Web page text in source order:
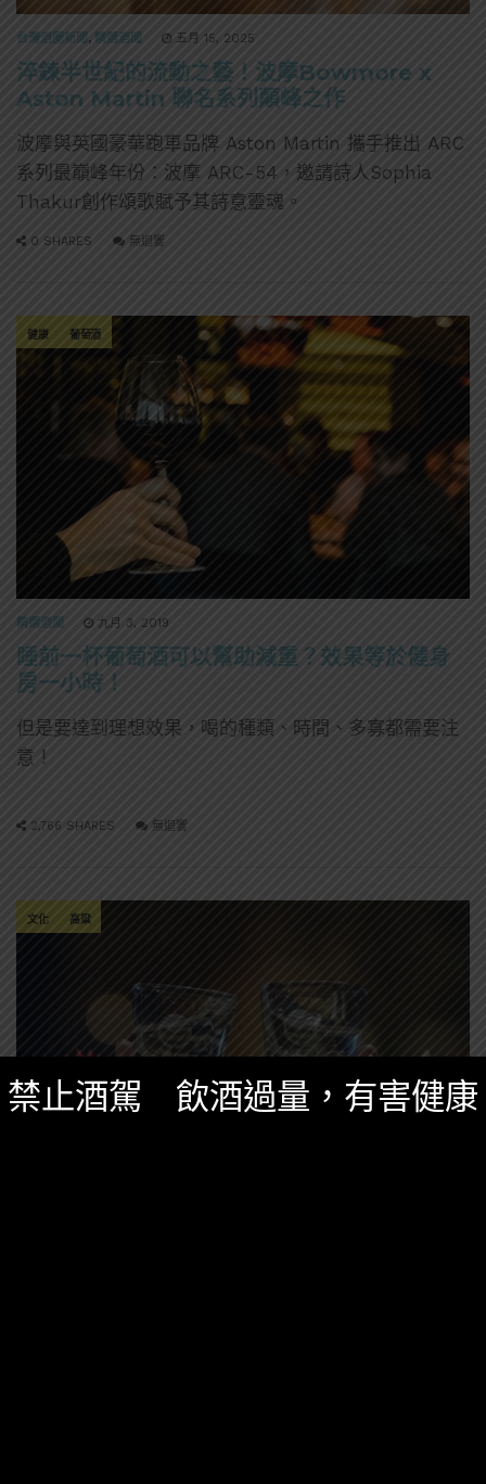
台灣酒圈新聞 , 精選酒聞 五月 15, 2025
淬鍊半世紀的流動之藝！波摩Bowmore x
Aston Martin 聯名系列顛峰之作
波摩與英國豪華跑車品牌 Aston Martin 攜手推出 ARC
系列最巔峰年份：波摩 ARC-54，邀請詩人Sophia
Thakur創作頌歌賦予其詩意靈魂。
0 SHARES 無迴響
健康 葡萄酒
精選酒聞 九月 3, 2019
睡前一杯葡萄酒可以幫助減重？效果等於健身
房一小時！
但是要達到理想效果，喝的種類、時間、多寡都需要注
意！
2,766 SHARES 無迴響
文化 高粱
禁止酒駕 飲酒過量，有害健康